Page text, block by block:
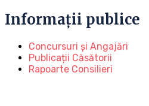
Informații publice
Concursuri și Angajări
Publicații Căsătorii
Rapoarte Consilieri